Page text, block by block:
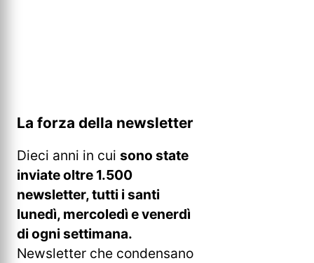
La forza della newsletter
Dieci anni in cui sono state
inviate oltre 1.500
newsletter, tutti i santi
lunedì, mercoledì e venerdì
di ogni settimana.
Newsletter che condensano